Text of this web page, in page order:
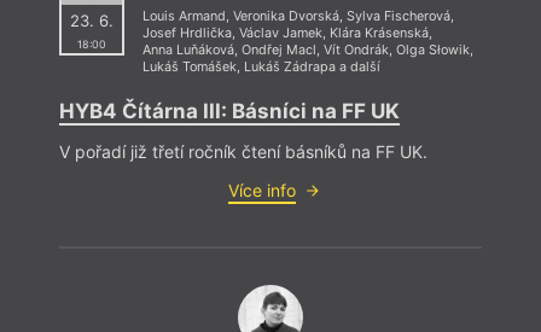
23. 6.
18:00
Louis Armand , Veronika Dvorská, Sylva Fischerová,
Josef Hrdlička, Václav Jamek, Klára Krásenská,
Anna Luňáková, Ondřej Macl , Vít Ondrák, Olga Słowik,
Lukáš Tomášek, Lukáš Zádrapaa další
HYB4 Čítárna III: Básníci na FF UK
V pořadí již třetí ročník čtení básníků na FF UK.
Více info